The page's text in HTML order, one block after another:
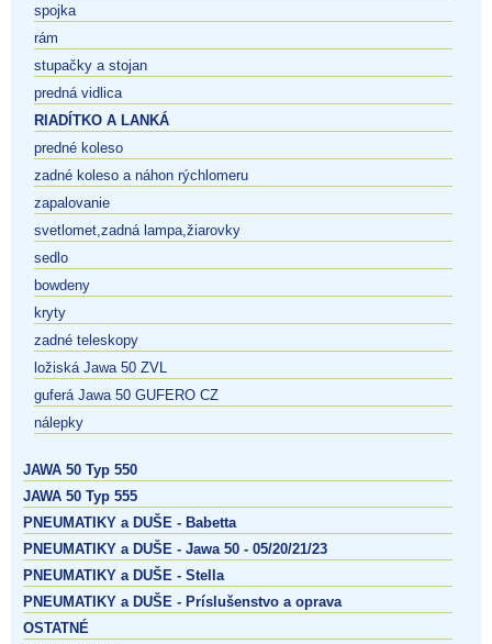
spojka
rám
stupačky a stojan
predná vidlica
RIADÍTKO A LANKÁ
predné koleso
zadné koleso a náhon rýchlomeru
zapalovanie
svetlomet,zadná lampa,žiarovky
sedlo
bowdeny
kryty
zadné teleskopy
ložiská Jawa 50 ZVL
guferá Jawa 50 GUFERO CZ
nálepky
JAWA 50 Typ 550
JAWA 50 Typ 555
PNEUMATIKY a DUŠE - Babetta
PNEUMATIKY a DUŠE - Jawa 50 - 05/20/21/23
PNEUMATIKY a DUŠE - Stella
PNEUMATIKY a DUŠE - Príslušenstvo a oprava
OSTATNÉ